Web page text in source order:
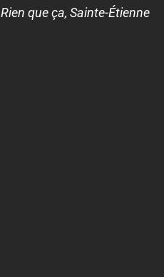
Rien que ça, Sainte-Étienne